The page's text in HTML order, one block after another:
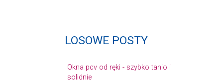
LOSOWE POSTY
Okna pcv od ręki - szybko tanio i
solidnie